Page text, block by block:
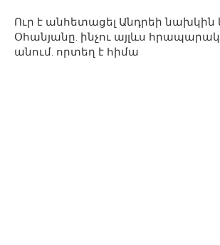
Ուր է անհետացել Անդրեի նախկին
Օհանյանը. ինչու այլևս
անում. որտեղ է հիմա